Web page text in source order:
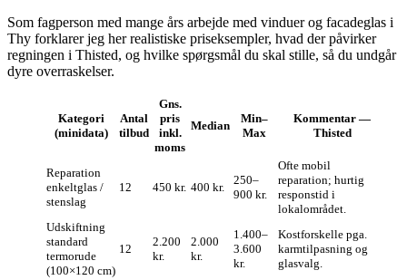
Som fagperson med mange års arbejde med vinduer og facadeglas i
Thy forklarer jeg her realistiske priseksempler, hvad der påvirker
regningen i Thisted, og hvilke spørgsmål du skal stille, så du undgår
dyre overraskelser.
Kategori
(minidata)
Antal
tilbud
Gns.
pris
inkl.
moms
Median
Min–
Max
Kommentar —
Thisted
Reparation
enkeltglas /
stenslag
12 450 kr. 400 kr.
250–
900 kr.
Ofte mobil
reparation; hurtig
responstid i
lokalområdet.
Udskiftning
standard
termorude
(100×120 cm)
12
2.200
kr.
2.000
kr.
1.400–
3.600
kr.
Kostforskelle pga.
karmtilpasning og
glasvalg.